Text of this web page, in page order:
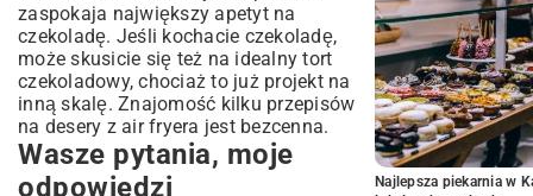
zaspokaja największy apetyt na
czekoladę. Jeśli kochacie czekoladę,
może skusicie się też na idealny tort
czekoladowy, chociaż to już projekt na
inną skalę. Znajomość kilku przepisów
na desery z air fryera jest bezcenna.
Wasze pytania, moje
odpowiedzi
Najlepsza piekarnia w